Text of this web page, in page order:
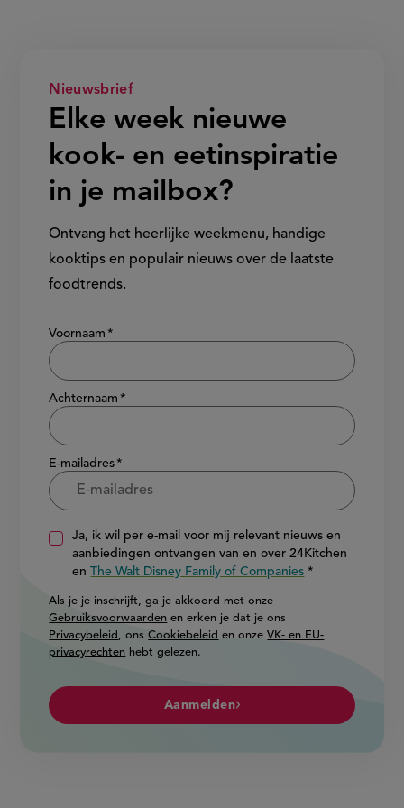
Nieuwsbrief
Elke week nieuwe
kook- en eetinspiratie
in je mailbox?
Ontvang het heerlijke weekmenu, handige
kooktips en populair nieuws over de laatste
foodtrends.
Show/hide
Voornaam
Achternaam
E-mailadres
Ja, ik wil per e-mail voor mij relevant nieuws en
aanbiedingen ontvangen van en over 24Kitchen
enThe Walt Disney Family of Companies
Als je je inschrijft, ga je akkoord met onze
Gebruiksvoorwaarden en erken je dat je ons
Privacybeleid , onsCookiebeleid en onzeVK- en EU-
privacyrechten hebt gelezen.
Aanmelden